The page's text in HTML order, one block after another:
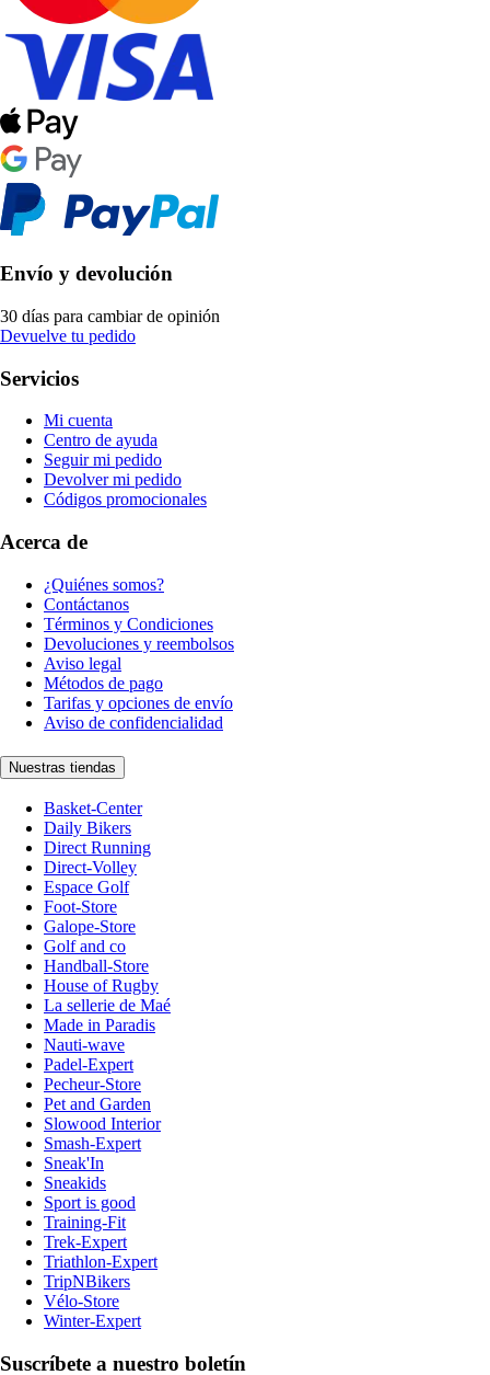
Envío y devolución
30 días para cambiar de opinión
Devuelve tu pedido
Servicios
Mi cuenta
Centro de ayuda
Seguir mi pedido
Devolver mi pedido
Códigos promocionales
Acerca de
¿Quiénes somos?
Contáctanos
Términos y Condiciones
Devoluciones y reembolsos
Aviso legal
Métodos de pago
Tarifas y opciones de envío
Aviso de confidencialidad
Nuestras tiendas
Basket-Center
Daily Bikers
Direct Running
Direct-Volley
Espace Golf
Foot-Store
Galope-Store
Golf and co
Handball-Store
House of Rugby
La sellerie de Maé
Made in Paradis
Nauti-wave
Padel-Expert
Pecheur-Store
Pet and Garden
Slowood Interior
Smash-Expert
Sneak'In
Sneakids
Sport is good
Training-Fit
Trek-Expert
Triathlon-Expert
TripNBikers
Vélo-Store
Winter-Expert
Suscríbete a nuestro boletín